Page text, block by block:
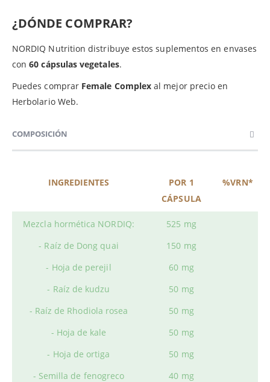
¿DÓNDE COMPRAR?
NORDIQ Nutrition distribuye estos suplementos en envases
con60 cápsulas vegetales.
Puedes comprar Female Complexal mejor precio en
Herbolario Web.
COMPOSICIÓN
INGREDIENTES
POR 1
CÁPSULA
%VRN*
Mezcla hormética NORDIQ:
- Raíz de Dong quai
- Hoja de perejil
- Raíz de kudzu
- Raíz de Rhodiola rosea
- Hoja de kale
- Hoja de ortiga
- Semilla de fenogreco
525 mg
150 mg
60 mg
50 mg
50 mg
50 mg
50 mg
40 mg